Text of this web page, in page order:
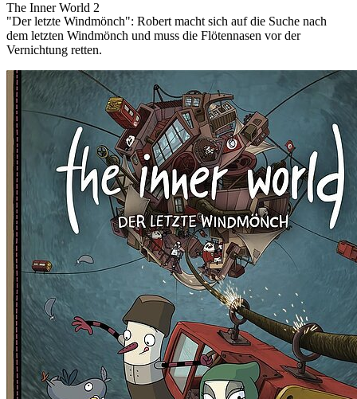
The Inner World 2
"Der letzte Windmönch": Robert macht sich auf die Suche nach
dem letzten Windmönch und muss die Flötennasen vor der
Vernichtung retten.